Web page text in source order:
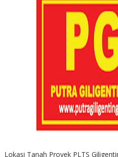
Lokasi Tanah Proyek PLTS